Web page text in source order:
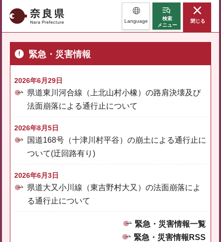
奈良県 Language
検索
メニュー
閉じる
緊急・災害情報
2026年6月29日
県道東川河合線（上北山村小橡）の路肩決壊及び
法面崩落による通行止について
2026年8月5日
国道168号（十津川村平谷）の崩土による通行止に
ついて(迂回路有り)
2026年6月3日
県道大又小川線（東吉野村大又）の法面崩落によ
る通行止について
緊急・災害情報一覧
緊急・災害情報RSS